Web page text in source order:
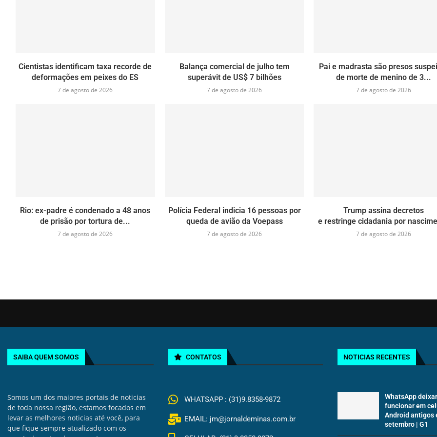
Cientistas identificam taxa recorde de
deformações em peixes do ES
7 de agosto de 2026
Balança comercial de julho tem
superávit de US$ 7 bilhões
7 de agosto de 2026
Pai e madrasta são presos
de morte de menino de 3...
7 de agosto de 2026
Rio: ex-padre é condenado a 48 anos
de prisão por tortura de...
7 de agosto de 2026
Polícia Federal indicia 16 pessoas por
queda de avião da Voepass
7 de agosto de 2026
Trump assina decretos
e restringe cidadania por
7 de agosto de 2026
SAIBA QUEM SOMOS
Somos um dos maiores portais de noticias
de toda nossa região, estamos focados em
levar as melhores noticias até você, para
que fique sempre atualizado com os
CONTATOS
WHATSAPP : (31)9.8358-9872
EMAIL: jm@jornaldeminas.com.br
NOTICIAS RECENTES
WhatsApp
funcionar em
Android antigos
setembro | G1